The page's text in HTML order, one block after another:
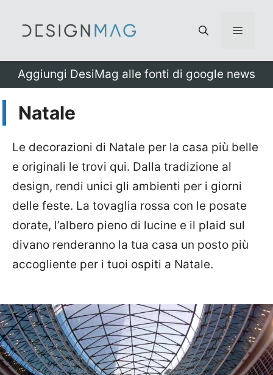
Menu
Aggiungi DesiMag alle fonti di google news
Natale
Le decorazioni di Natale per la casa più belle
e originali le trovi qui. Dalla tradizione al
design, rendi unici gli ambienti per i giorni
delle feste. La tovaglia rossa con le posate
dorate, l’albero pieno di lucine e il plaid sul
divano renderanno la tua casa un posto più
accogliente per i tuoi ospiti a Natale.